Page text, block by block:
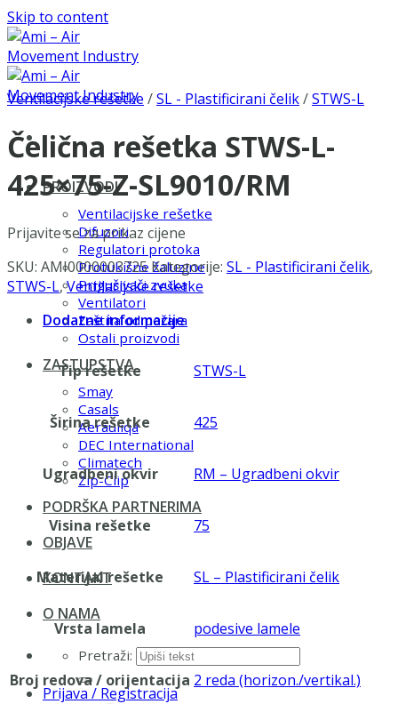
Skip to content
PROIZVODI
Ventilacijske rešetke
Difuzori
Regulatori protoka
Protukišne žaluzine
Prigušivači zvuka
Ventilatori
Zaštita od požara
Ostali proizvodi
ZASTUPSTVA
Smay
Casals
Aerauliqa
DEC International
Climatech
Zip-Clip
PODRŠKA PARTNERIMA
OBJAVE
KONTAKT
O NAMA
Pretraži:
Prijava / Registracija
Ventilacijske rešetke /SL - Plastificirani čelik/STWS-L
Čelična rešetka STWS-L-
425×75-Z-SL9010/RM
Prijavite se za prikaz cijene
SKU: AMI0000003725 Kategorije: SL - Plastificirani čelik,
STWS-L,Ventilacijske rešetke
Dodatne informacije
Tip rešetke STWS-L
Širina rešetke 425
Ugradbeni okvir RM – Ugradbeni okvir
Visina rešetke 75
Materijal rešetke SL – Plastificirani čelik
Vrsta lamela podesive lamele
Broj redova / orijentacija 2 reda (horizon./vertikal.)